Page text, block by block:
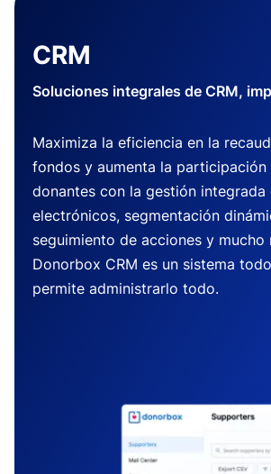
CRM
Soluciones integrales de CRM,
Maximiza la eficiencia en la
fondos y aumenta la participación
donantes con la gestión integrada
electrónicos, segmentación
seguimiento de acciones y mucho
Donorbox CRM es un sistema
permite administrarlo todo.